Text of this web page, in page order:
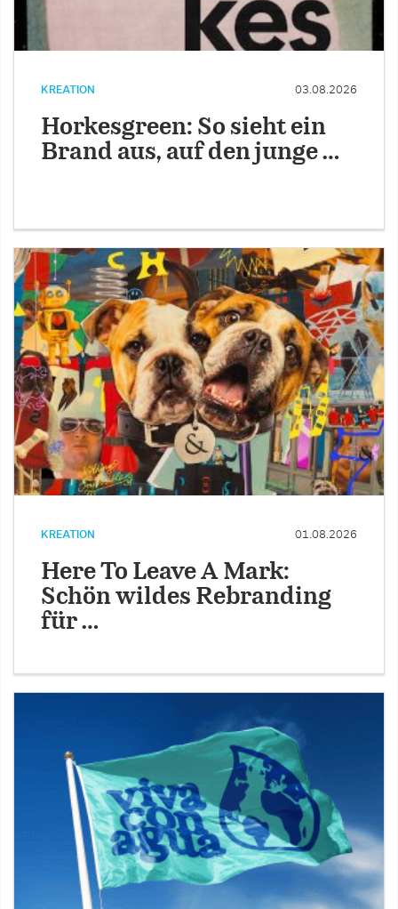
KREATION 03.08.2026
Horkesgreen: So sieht ein
Brand aus, auf den junge …
KREATION 01.08.2026
Here To Leave A Mark:
Schön wildes Rebranding
für …